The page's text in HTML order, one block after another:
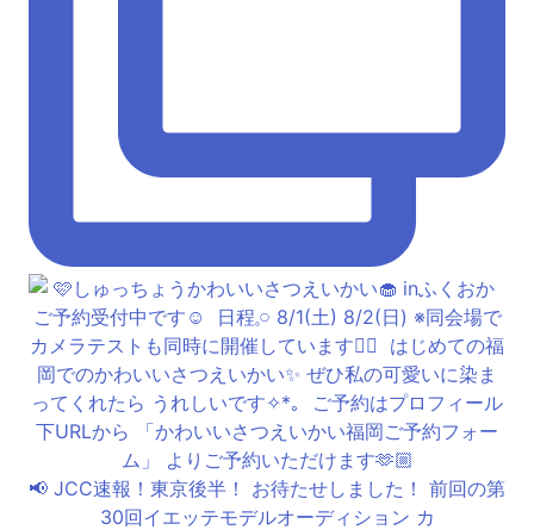
📢 JCC速報！東京後半！ お待たせしました！ 前回の第
30回イエッテモデルオーディション カ